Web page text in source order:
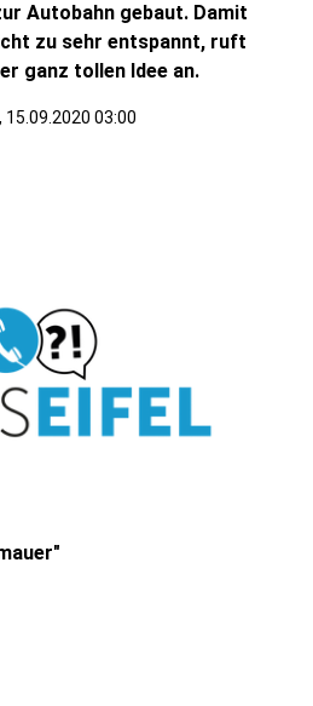
Autobahn gebaut. Damit
zu sehr entspannt, ruft
ganz tollen Idee an.
15.09.2020 03:00